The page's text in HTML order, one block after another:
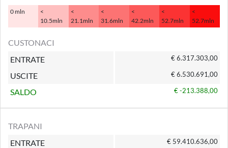
0 mln
<
10.5mln
<
21.1mln
<
31.6mln
<
42.2mln
<
52.7mln
<
52.7mln
CUSTONACI
ENTRATE
€ 6.317.303,00
USCITE € 6.530.691,00
SALDO € -213.388,00
TRAPANI
ENTRATE
€ 59.410.636,00